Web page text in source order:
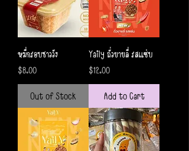
หมี่กรอบชาววัง
Price
$8.00
Out of Stock
Yaily ถั่วยายลี่ รสแซ่บ
Price
$12.00
Add to Cart